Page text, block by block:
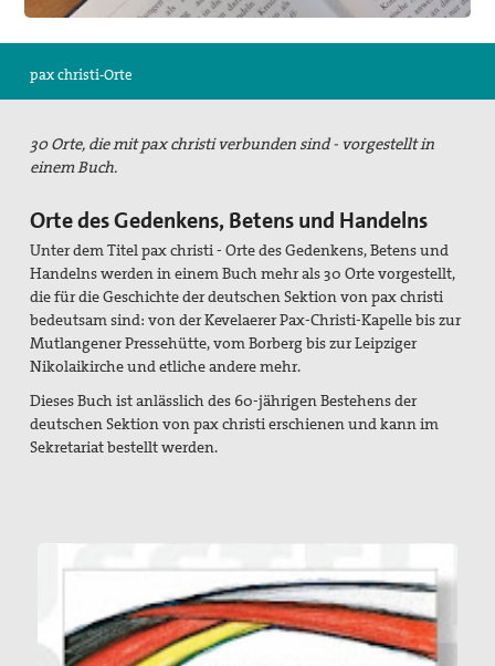
pax christi-Orte
30 Orte, die mit pax christi verbunden sind - vorgestellt in
einem Buch.
Orte des Gedenkens, Betens und Handelns
Unter dem Titel pax christi - Orte des Gedenkens, Betens und
Handelns werden in einem Buch mehr als 30 Orte vorgestellt,
die für die Geschichte der deutschen Sektion von pax christi
bedeutsam sind: von der Kevelaerer Pax-Christi-Kapelle bis zur
Mutlangener Pressehütte, vom Borberg bis zur Leipziger
Nikolaikirche und etliche andere mehr.
Dieses Buch ist anlässlich des 60-jährigen Bestehens der
deutschen Sektion von pax christi erschienen und kann im
Sekretariat bestellt werden.